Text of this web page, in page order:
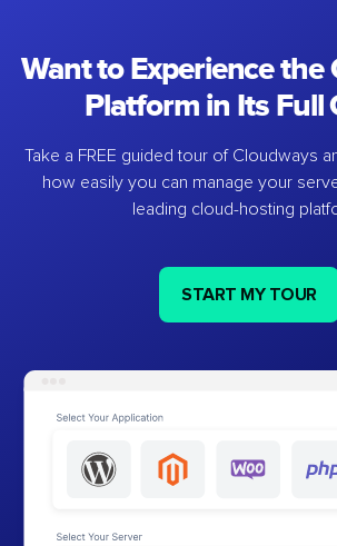
Want to Experience the
Platform in Its Full
Take a FREE guided tour of Cloudways
how easily you can manage your
leading cloud-hosting
START MY TOUR